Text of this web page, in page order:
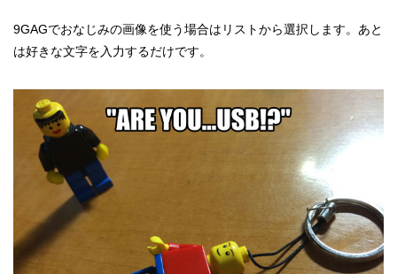
9GAGでおなじみの画像を使う場合はリストから選択します。あと
は好きな文字を入力するだけです。